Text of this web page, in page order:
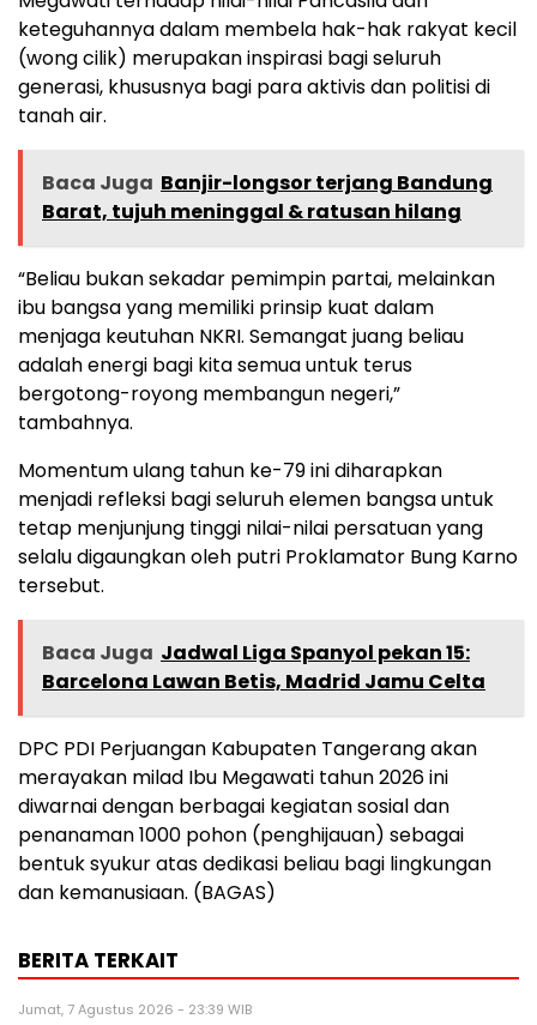
keteguhannya dalam membela hak-hak rakyat kecil
(wong cilik) merupakan inspirasi bagi seluruh
generasi, khususnya bagi para aktivis dan politisi di
tanah air.
Baca Juga Banjir-longsor terjang Bandung
Barat, tujuh meninggal & ratusan hilang
“Beliau bukan sekadar pemimpin partai, melainkan
ibu bangsa yang memiliki prinsip kuat dalam
menjaga keutuhan NKRI. Semangat juang beliau
adalah energi bagi kita semua untuk terus
bergotong-royong membangun negeri,”
tambahnya.
Momentum ulang tahun ke-79 ini diharapkan
menjadi refleksi bagi seluruh elemen bangsa untuk
tetap menjunjung tinggi nilai-nilai persatuan yang
selalu digaungkan oleh putri Proklamator Bung Karno
tersebut.
Baca Juga Jadwal Liga Spanyol pekan 15:
Barcelona Lawan Betis, Madrid Jamu Celta
DPC PDI Perjuangan Kabupaten Tangerang akan
merayakan milad Ibu Megawati tahun 2026 ini
diwarnai dengan berbagai kegiatan sosial dan
penanaman 1000 pohon (penghijauan) sebagai
bentuk syukur atas dedikasi beliau bagi lingkungan
dan kemanusiaan. (BAGAS)
BERITA TERKAIT
Jumat, 7 Agustus 2026 - 23:39 WIB